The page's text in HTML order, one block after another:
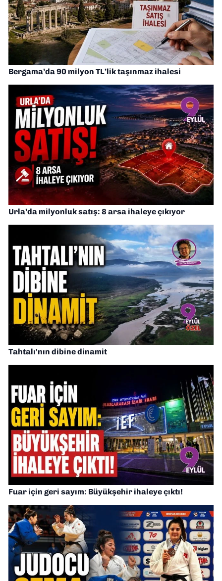
Bergama’da 90 milyon TL’lik taşınmaz ihalesi
Urla’da milyonluk satış: 8 arsa ihaleye çıkıyor
Tahtalı'nın dibine dinamit
Fuar için geri sayım: Büyükşehir ihaleye çıktı!